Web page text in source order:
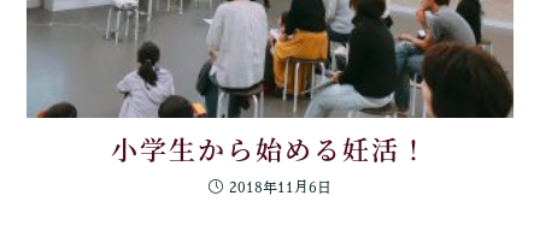
小学生から始める妊活！
2018年11月6日